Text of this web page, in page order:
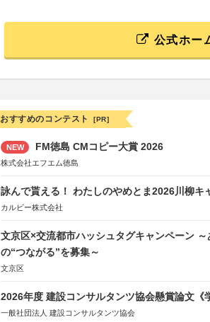
公式ホー
おすすめのコンテスト [PR]
NEW FM徳島 CMコピー大賞 2026
株式会社エフエム徳島
詠んで貰える！ わたしのやめとま2026川柳キ
カルビー株式会社
文京区×交流都市ハッシュタグキャンペーン
の“つながる”を募集～
文京区
2026年度 建設コンサルタンツ協会懸賞論文《
一般社団法人 建設コンサルタンツ協会